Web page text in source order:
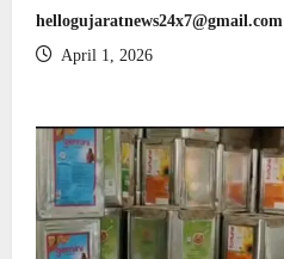
hellogujaratnews24x7@gmail.com
April 1, 2026